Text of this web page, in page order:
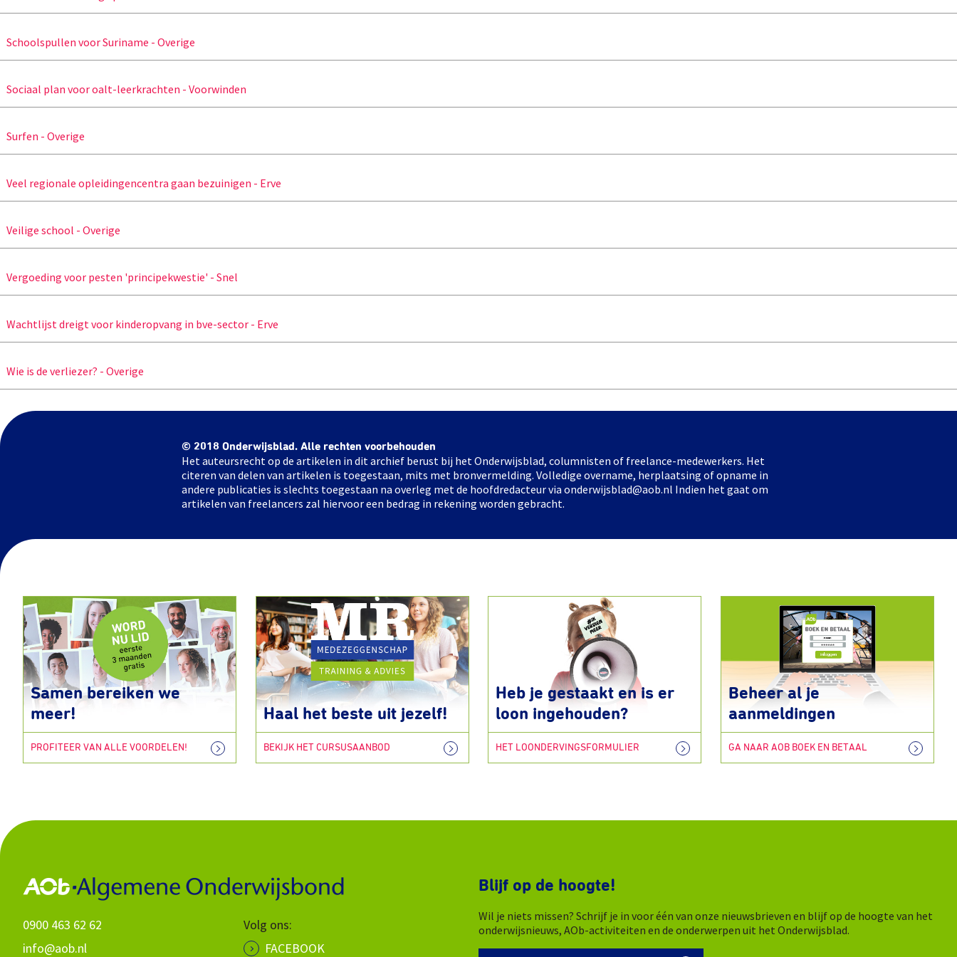
Schoolspullen voor Suriname - Overige
Sociaal plan voor oalt-leerkrachten - Voorwinden
Surfen - Overige
Veel regionale opleidingencentra gaan bezuinigen - Erve
Veilige school - Overige
Vergoeding voor pesten 'principekwestie' - Snel
Wachtlijst dreigt voor kinderopvang in bve-sector - Erve
Wie is de verliezer? - Overige
© 2018 Onderwijsblad. Alle rechten voorbehouden
Het auteursrecht op de artikelen in dit archief berust bij het Onderwijsblad, columnisten of freelance-medewerkers. Het
citeren van delen van artikelen is toegestaan, mits met bronvermelding. Volledige overname, herplaatsing of opname in
andere publicaties is slechts toegestaan na overleg met de hoofdredacteur via onderwijsblad@aob.nl Indien het gaat om
artikelen van freelancers zal hiervoor een bedrag in rekening worden gebracht.
Samen bereiken we
meer!
PROFITEER VAN ALLE VOORDELEN!
Haal het beste uit jezelf!
BEKIJK HET CURSUSAANBOD
Heb je gestaakt en is er
loon ingehouden?
HET LOONDERVINGSFORMULIER
Beheer al je
aanmeldingen
GA NAAR AOB BOEK EN BETAAL
0900 463 62 62
info@aob.nl
Volg ons:
FACEBOOK
Blijf op de hoogte!
Wil je niets missen? Schrijf je in voor één van onze nieuwsbrieven en blijf op de hoogte van het
onderwijsnieuws, AOb-activiteiten en de onderwerpen uit het Onderwijsblad.